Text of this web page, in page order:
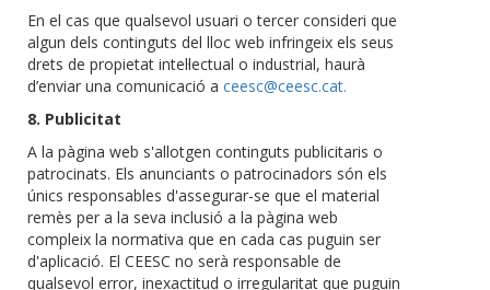
En el cas que qualsevol usuari o tercer consideri que
algun dels continguts del lloc web infringeix els seus
drets de propietat intel·lectual o industrial, haurà
d’enviar una comunicació a ceesc@ceesc.cat.
8. Publicitat
A la pàgina web s'allotgen continguts publicitaris o
patrocinats. Els anunciants o patrocinadors són els
únics responsables d'assegurar-se que el material
remès per a la seva inclusió a la pàgina web
compleix la normativa que en cada cas puguin ser
d'aplicació. El CEESC no serà responsable de
qualsevol error, inexactitud o irregularitat que puguin